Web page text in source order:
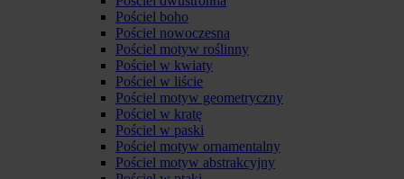
Pościel boho
Pościel nowoczesna
Pościel motyw roślinny
Pościel w kwiaty
Pościel w liście
Pościel motyw geometryczny
Pościel w kratę
Pościel w paski
Pościel motyw ornamentalny
Pościel motyw abstrakcyjny